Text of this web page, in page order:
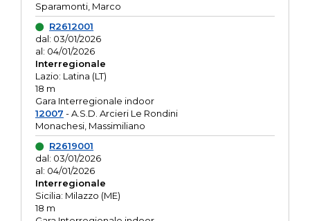
Sparamonti, Marco
R2612001
dal: 03/01/2026
al: 04/01/2026
Interregionale
Lazio: Latina (LT)
18 m
Gara Interregionale indoor
12007 - A.S.D. Arcieri Le Rondini
Monachesi, Massimiliano
R2619001
dal: 03/01/2026
al: 04/01/2026
Interregionale
Sicilia: Milazzo (ME)
18 m